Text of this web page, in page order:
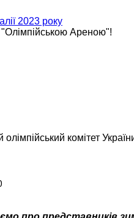
"Олімпійською Ареною"!
комітет